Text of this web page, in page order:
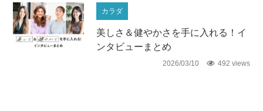
カラダ
美しさ＆健やかさを手に入れる！イ
ンタビューまとめ
2026/03/10 492 views